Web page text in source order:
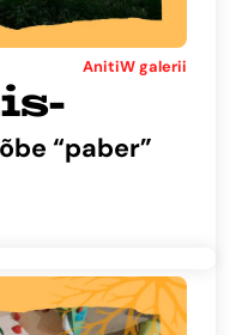
AnitiW galerii
“paber”